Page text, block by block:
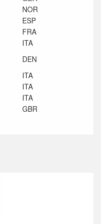
NOR
ESP
FRA
ITA
DEN
ITA
ITA
ITA
GBR